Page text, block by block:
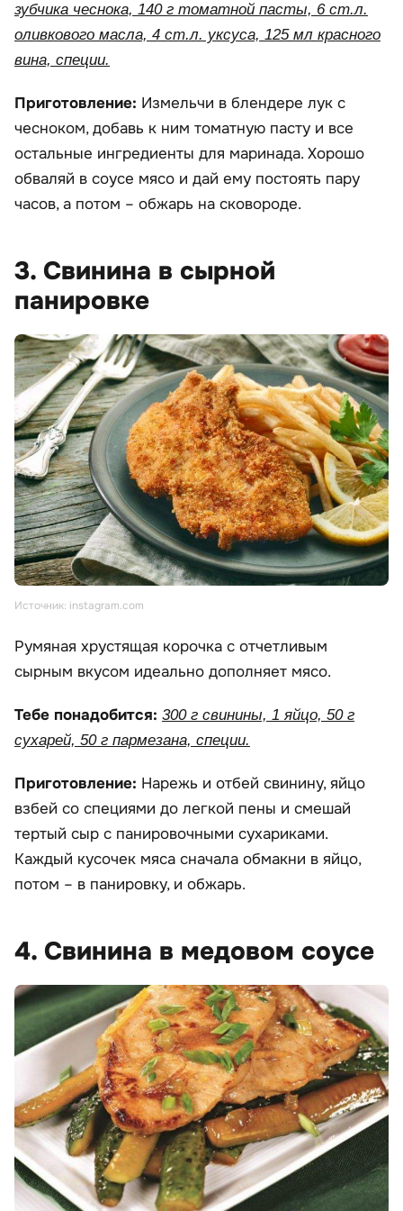
зубчика чеснока, 140 г томатной пасты, 6 ст.л.
оливкового масла, 4 ст.л. уксуса, 125 мл красного
вина, специи.
Приготовление: Измельчи в блендере лук с
чесноком, добавь к ним томатную пасту и все
остальные ингредиенты для маринада. Хорошо
обваляй в соусе мясо и дай ему постоять пару
часов, а потом – обжарь на сковороде.
3. Свинина в сырной
панировке
Источник: instagram.com
Румяная хрустящая корочка с отчетливым
сырным вкусом идеально дополняет мясо.
Тебе понадобится: 300 г свинины, 1 яйцо, 50 г
сухарей, 50 г пармезана, специи.
Приготовление: Нарежь и отбей свинину, яйцо
взбей со специями до легкой пены и смешай
тертый сыр с панировочными сухариками.
Каждый кусочек мяса сначала обмакни в яйцо,
потом – в панировку, и обжарь.
4. Свинина в медовом соусе